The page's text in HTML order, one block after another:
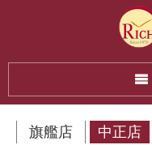
旗艦店 中正店